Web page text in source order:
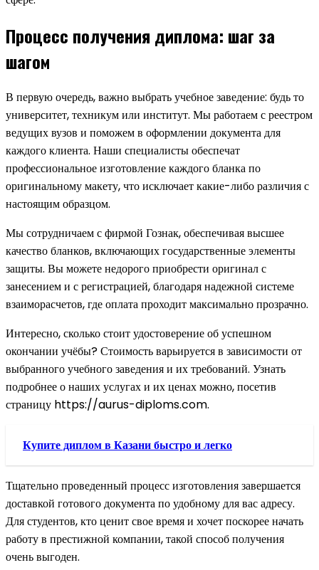
Процесс получения диплома: шаг за
шагом
В первую очередь, важно выбрать учебное заведение: будь то
университет, техникум или институт. Мы работаем с реестром
ведущих вузов и поможем в оформлении документа для
каждого клиента. Наши специалисты обеспечат
профессиональное изготовление каждого бланка по
оригинальному макету, что исключает какие-либо различия с
настоящим образцом.
Мы сотрудничаем с фирмой Гознак, обеспечивая высшее
качество бланков, включающих государственные элементы
защиты. Вы можете недорого приобрести оригинал с
занесением и с регистрацией, благодаря надежной системе
взаиморасчетов, где оплата проходит максимально прозрачно.
Интересно, сколько стоит удостоверение об успешном
окончании учёбы? Стоимость варьируется в зависимости от
выбранного учебного заведения и их требований. Узнать
подробнее о наших услугах и их ценах можно, посетив
страницу https://aurus-diploms.com.
Купите диплом в Казани быстро и легко
Тщательно проведенный процесс изготовления завершается
доставкой готового документа по удобному для вас адресу.
Для студентов, кто ценит свое время и хочет поскорее начать
работу в престижной компании, такой способ получения
очень выгоден.